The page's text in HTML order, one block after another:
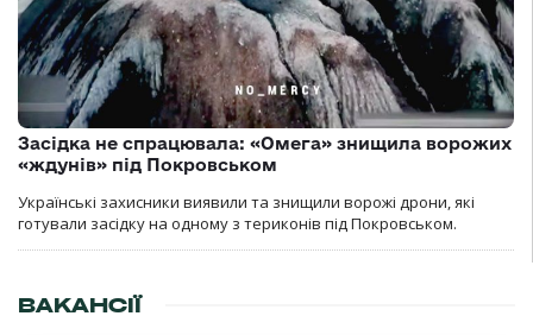
Засідка не спрацювала: «Омега» знищила ворожих
«ждунів» під Покровськом
Українські захисники виявили та знищили ворожі дрони, які
готували засідку на одному з териконів під Покровськом.
ВАКАНСІЇ